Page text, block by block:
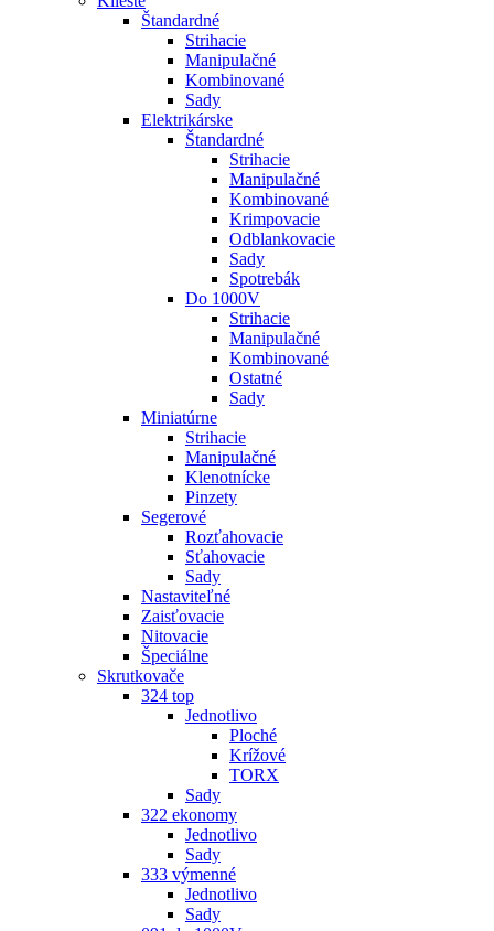
Štandardné
Strihacie
Manipulačné
Kombinované
Sady
Elektrikárske
Štandardné
Strihacie
Manipulačné
Kombinované
Krimpovacie
Odblankovacie
Sady
Spotrebák
Do 1000V
Strihacie
Manipulačné
Kombinované
Ostatné
Sady
Miniatúrne
Strihacie
Manipulačné
Klenotnícke
Pinzety
Segerové
Rozťahovacie
Sťahovacie
Sady
Nastaviteľné
Zaisťovacie
Nitovacie
Špeciálne
Skrutkovače
324 top
Jednotlivo
Ploché
Krížové
TORX
Sady
322 ekonomy
Jednotlivo
Sady
333 výmenné
Jednotlivo
Sady